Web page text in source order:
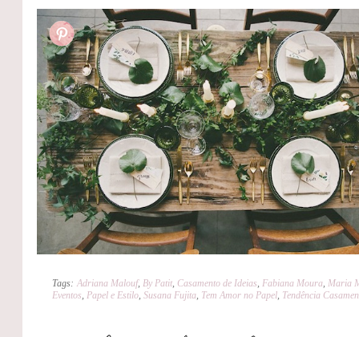
Tags: Adriana Malouf,By Patit, Casamento de Ideias,Fabiana Moura,Maria
Eventos,Papel e Estilo,Susana Fujita, Tem Amor no Papel, Tendência